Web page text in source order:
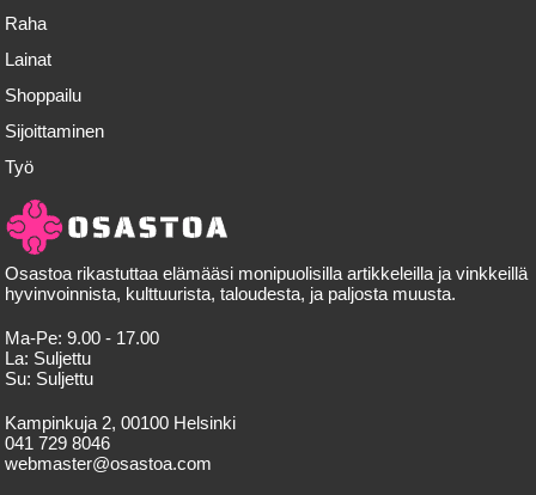
Raha
Lainat
Shoppailu
Sijoittaminen
Työ
Osastoa rikastuttaa elämääsi monipuolisilla artikkeleilla ja vinkkeillä
hyvinvoinnista, kulttuurista, taloudesta, ja paljosta muusta.
Ma-Pe:9.00 - 17.00
La: Suljettu
Su: Suljettu
Kampinkuja 2, 00100 Helsinki
041 729 8046
webmaster@osastoa.com